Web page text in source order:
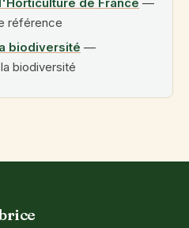
de France —
référence
biodiversité —
biodiversité